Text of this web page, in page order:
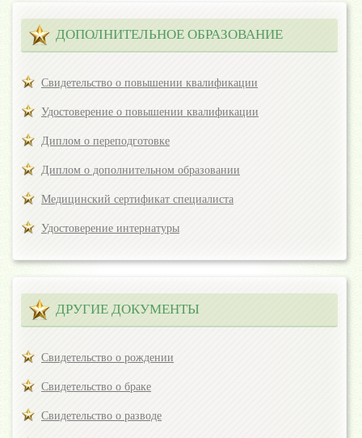
ДОПОЛНИТЕЛЬНОЕ ОБРАЗОВАНИЕ
Свидетельство о повышении квалификации
Удостоверение о повышении квалификации
Диплом о переподготовке
Диплом о дополнительном образовании
Медицинский сертификат специалиста
Удостоверение интернатуры
ДРУГИЕ ДОКУМЕНТЫ
Свидетельство о рождении
Свидетельство о браке
Свидетельство о разводе